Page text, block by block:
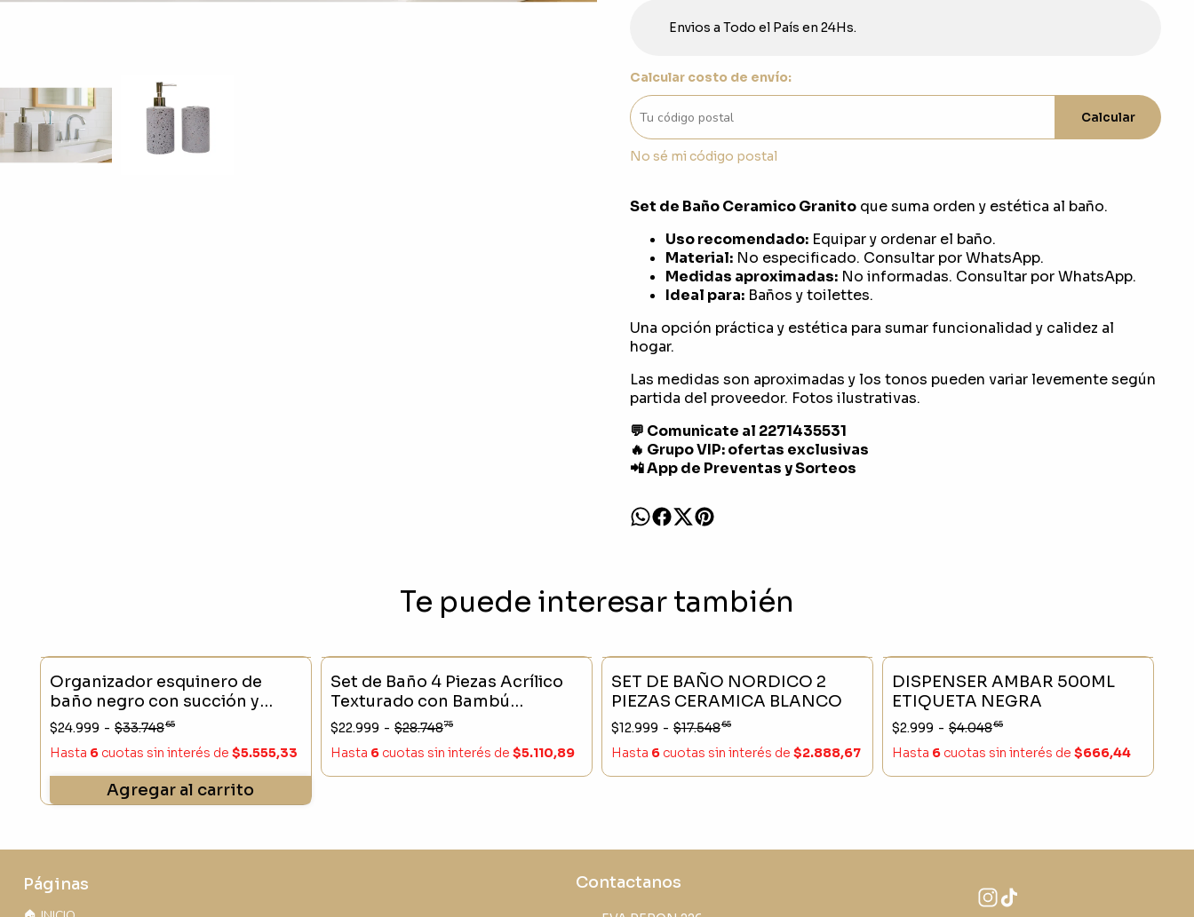
Envios a Todo el País en 24Hs.
Calcular costo de envío:
Calcular
No sé mi código postal
Set de Baño Ceramico Granitoque suma orden y estética al baño.
Uso recomendado:Equipar y ordenar el baño.
Material:No especificado. Consultar por WhatsApp.
Medidas aproximadas:No informadas. Consultar por WhatsApp.
Ideal para:Baños y toilettes.
Una opción práctica y estética para sumar funcionalidad y calidez al
hogar.
Las medidas son aproximadas y los tonos pueden variar levemente según
partida del proveedor. Fotos ilustrativas.
💬 Comunicate al 2271435531
🔥 Grupo VIP: ofertas exclusivas
📲 App de Preventas y Sorteos
Te puede interesar también
Organizador esquinero de
baño negro con succión y
estante
$24.999 - $33.74865
Hasta 6 cuotas sin interés de $5.555,33
Agregar al carrito
SIN STOCK - 20 %
Set de Baño 4 Piezas Acrílico
Texturado con Bambú
Dispenser,Jabonera,Vaso y
Porta Cepillo
$22.999 - $28.74875
Hasta 6 cuotas sin interés de $5.110,89
SIN STOCK - 25 %
SET DE BAÑO NORDICO 2
PIEZAS CERAMICA BLANCO
$12.999 - $17.54865
Hasta 6 cuotas sin interés de $2.888,67
SIN STOCK - 25 %
DISPENSER AMBAR 500ML
ETIQUETA NEGRA
$2.999 - $4.04865
Hasta 6 cuotas sin interés de $666,44
Páginas Contactanos